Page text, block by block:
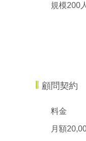
規模200
顧問契約
料金
月額